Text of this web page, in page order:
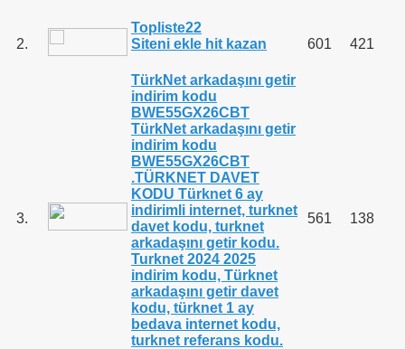
2.
Topliste22
Siteni ekle hit kazan
601 421
3.
TürkNet arkadaşını getir
indirim kodu
BWE55GX26CBT
TürkNet arkadaşını getir
indirim kodu
BWE55GX26CBT
.TÜRKNET DAVET
KODU Türknet 6 ay
indirimli internet, turknet
davet kodu, turknet
arkadaşını getir kodu.
Turknet 2024 2025
indirim kodu, Türknet
arkadaşını getir davet
kodu, türknet 1 ay
bedava internet kodu,
turknet referans kodu.
561 138